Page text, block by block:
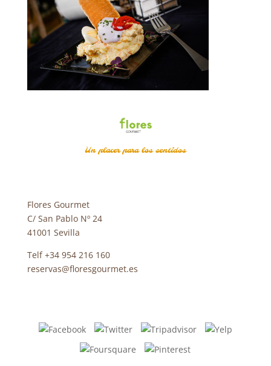
Un placer para los sentidos
Flores Gourmet
C/ San Pablo Nº 24
41001 Sevilla
Telf +34 954 216 160
reservas@floresgourmet.es